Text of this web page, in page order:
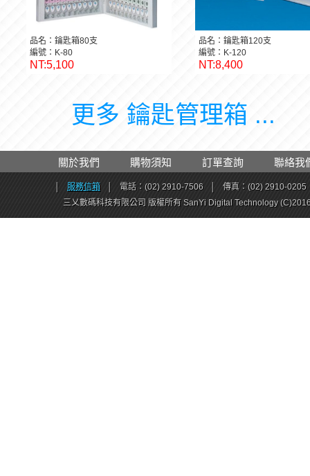
品名：鑰匙箱80支
編號：K-80
NT:5,100
品名：鑰匙箱120支
編號：K-120
NT:8,400
更多 鑰匙管理箱 ...
關於我們 購物須知 訂單查詢 聯絡我
服務信箱 電話：(02) 2910-7506
傳真：(02) 2910-0205
三乂數碼科技有限公司 版權所有 SanYi Digital Technology